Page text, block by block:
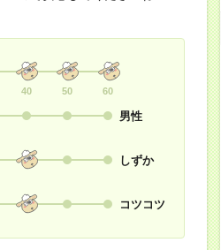
40 50 60
男性
しずか
コツコツ